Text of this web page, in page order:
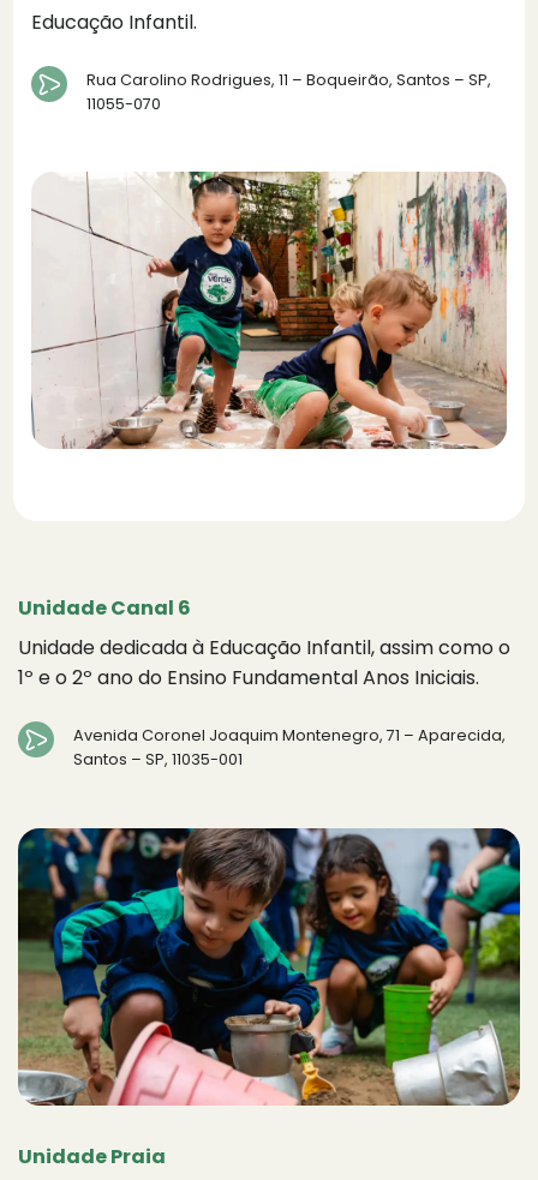
Educação Infantil.
Rua Carolino Rodrigues, 11 – Boqueirão, Santos – SP,
11055-070
Unidade Canal 6
Unidade dedicada à Educação Infantil, assim como o
1º e o 2º ano do Ensino Fundamental Anos Iniciais.
Avenida Coronel Joaquim Montenegro, 71 – Aparecida,
Santos – SP, 11035-001
Unidade Praia